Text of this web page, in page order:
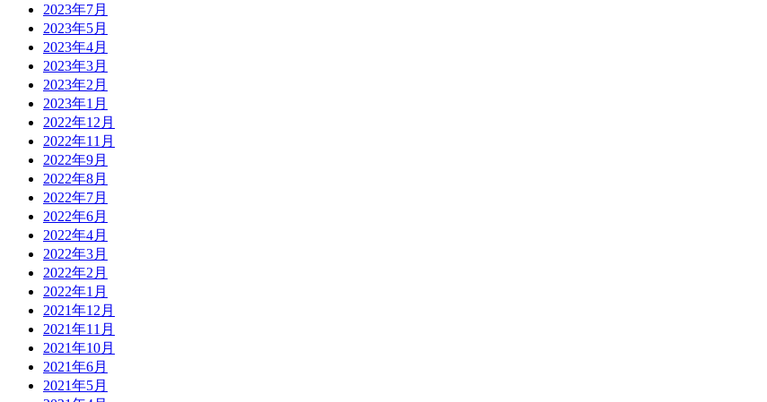
2023年7月
2023年5月
2023年4月
2023年3月
2023年2月
2023年1月
2022年12月
2022年11月
2022年9月
2022年8月
2022年7月
2022年6月
2022年4月
2022年3月
2022年2月
2022年1月
2021年12月
2021年11月
2021年10月
2021年6月
2021年5月